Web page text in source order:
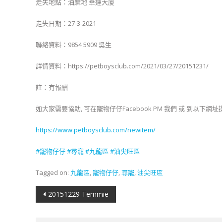
走失日期：27-3-2021
聯絡資料：9854 5909 吳生
詳情資料：https://petboysclub.com/2021/03/27/20151231/
註：有報酬
如大家需要協助, 可在寵物仔仔Facebook PM 我們 或 到以下網址
https://www.petboysclub.com/newitem/
#寵物仔仔#尋寵 #九龍區 #油尖旺區
Tagged on: 九龍區 寵物仔仔 尋寵 油尖旺區
文20151229 Temmie